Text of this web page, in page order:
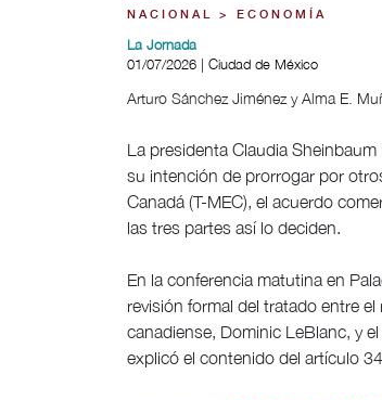
NACIONAL > ECONOMÍA
La Jornada
01/07/2026 | Ciudad de México
Arturo Sánchez Jiménez y Alma E.
La presidenta Claudia
su intención de prorrogar por
Canadá (T-MEC), el acuerdo
las tres partes así lo deciden.
En la conferencia matutina en
revisión formal del tratado entre
canadiense, Dominic LeBlanc, y
explicó el contenido del artículo